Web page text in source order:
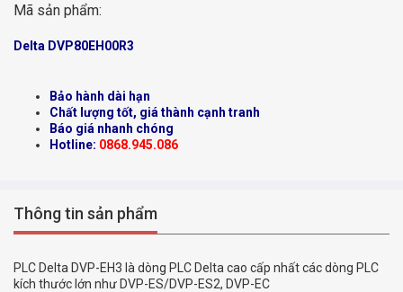
Mã sản phẩm:
Delta DVP80EH00R3
Bảo hành dài hạn
Chất lượng tốt, giá thành cạnh tranh
Báo giá nhanh chóng
Hotline: 0868.945.086
Thông tin sản phẩm
PLC Delta DVP-EH3 là dòng PLC Delta cao cấp nhất các dòng PLC
kích thước lớn như DVP-ES/DVP-ES2, DVP-EC